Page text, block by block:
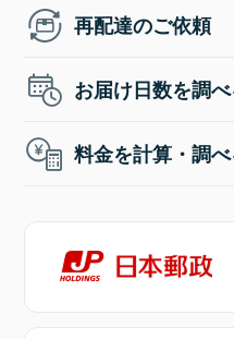
再配達のご依頼
お届け日数を調
料金を計算・調